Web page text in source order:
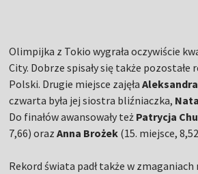
Olimpijka z Tokio wygrała oczywiście
City. Dobrze spisały się także
Polski. Drugie miejsce zajęła
czwarta była jej siostra bliźniaczka,
Do finałów awansowały też Patrycja
7,66) orazAnna Brożek (15. miejsce,
Rekord świata padł także w